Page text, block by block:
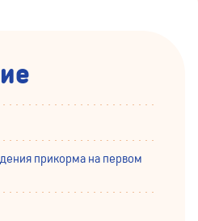
прикорма на первом